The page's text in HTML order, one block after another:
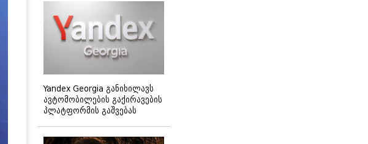
Yandex Georgia განიხილავს
ავტომობილების გაქირავების
პლატფორმის გაშვებას